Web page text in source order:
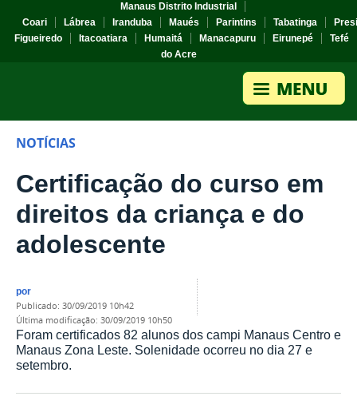
Manaus Distrito Industrial
Coari
Lábrea Iranduba Maués Parintins Tabatinga
Figueiredo
Itacoatiara Humaitá Manacapuru Eirunepé
Tefé
do Acre
NOTÍCIAS
Certificação do curso em
direitos da criança e do
adolescente
por
publicado: 30/09/2019 10h42
última modificação: 30/09/2019 10h50
Foram certificados 82 alunos dos campi Manaus Centro e
Manaus Zona Leste. Solenidade ocorreu no dia 27 e
setembro.